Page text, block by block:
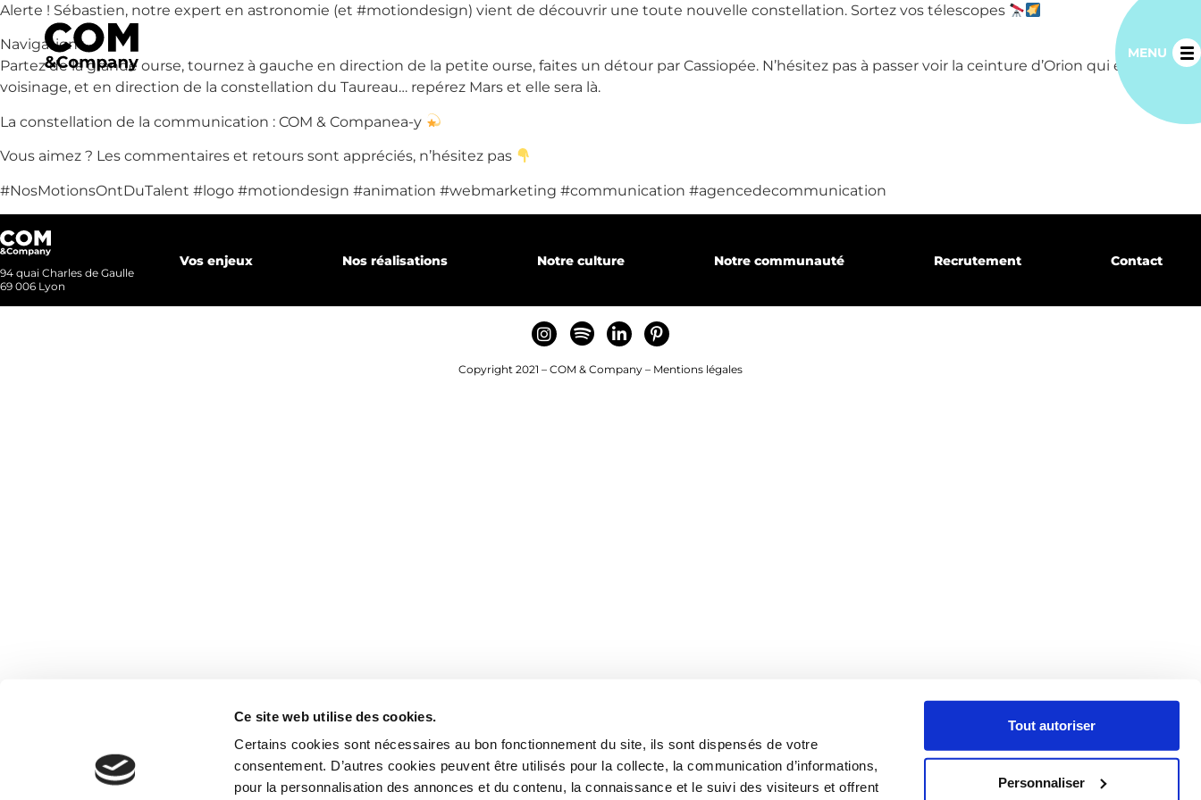
Ce site web utilise des cookies.
Certains cookies sont nécessaires au bon fonctionnement du site, ils sont dispensés de votre
consentement. D’autres cookies peuvent être utilisés pour la collecte, la communication d’informations,
pour la personnalisation des annonces et du contenu, la connaissance et le suivi des visiteurs et offrent
Tout autoriser
Personnaliser
MENU
Notre agence
Nos métiers
Nos réalisations
Nous recrutons
Alerte ! Sébastien, notre expert en astronomie (et #motiondesign) vient de découvrir une toute nouvelle constellation. Sortez vos télescopes
Navigation :
Partez de la grande ourse, tournez à gauche en direction de la petite ourse, faites un détour par Cassiopée. N’hésitez pas à passer voir la ceinture d’Orion qui est dans le
voisinage, et en direction de la constellation du Taureau… repérez Mars et elle sera là.
La constellation de la communication : COM & Companea-y
Vous aimez ? Les commentaires et retours sont appréciés, n’hésitez pas
#NosMotionsOntDuTalent #logo #motiondesign #animation #webmarketing #communication #agencedecommunication
94 quai Charles de Gaulle
69 006 Lyon
Vos enjeux Nos réalisations Notre culture Notre communauté Recrutement Contact
Copyright 2021 – COM & Company – Mentions légales